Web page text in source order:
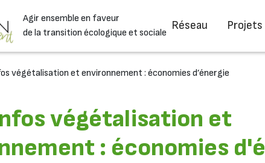
Agir ensemble en faveur
de la transition écologique et sociale
Réseau Projets
végétalisation et environnement : économies d’énergie
végétalisation et
: économies